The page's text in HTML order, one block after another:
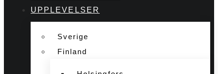
UPPLEVELSER
Sverige
Finland